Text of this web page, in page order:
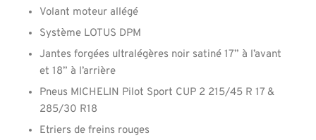
Volant moteur allégé
Système LOTUS DPM
Jantes forgées ultralégères noir satiné 17” à l’avant
et 18” à l’arrière
Pneus MICHELIN Pilot Sport CUP 2 215/45 R 17 &
285/30 R18
Etriers de freins rouges